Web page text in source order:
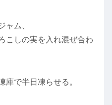
ャム、
こしの実を入れ混ぜ合わ
庫で半日凍らせる。